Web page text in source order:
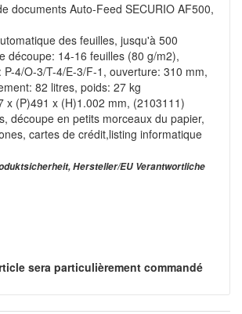
documents Auto-Feed SECURIO AF500,
des feuilles, jusqu'à 500
découpe: 14-16 feuilles (80 g/m2),
P-4/O-3/T-4/E-3/F-1, ouverture: 310 mm,
82 litres, poids: 27 kg
x (P)491 x (H)1.002 mm, (2103111)
découpe en petits morceaux du papier,
cartes de crédit,listing informatique
Hersteller/EU Verantwortliche
sera particulièrement commandé